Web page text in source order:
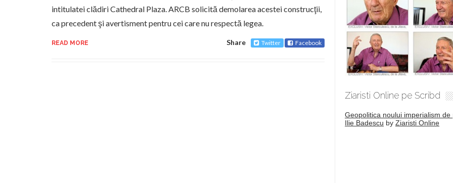
intitulatei clădiri Cathedral Plaza. ARCB solicită demolarea acestei construcţii,
ca precedent şi avertisment pentru cei care nu respectă legea.
READ MORE Share Twitter Facebook
Ziaristi Online pe Scribd
Geopolitica noului imperialism de
Ilie Badescu by Ziaristi Online